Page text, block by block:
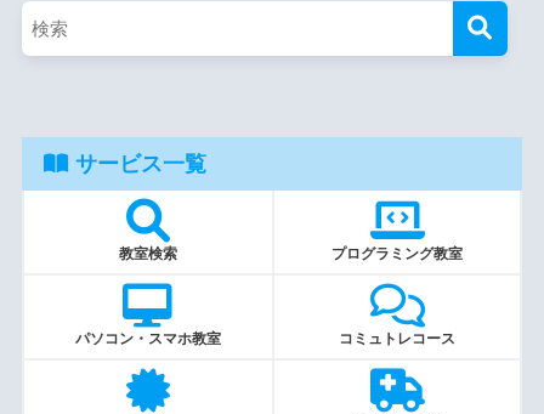
サービス一覧
教室検索 プログラミング教室
パソコン・スマホ教室 コミュトレコース